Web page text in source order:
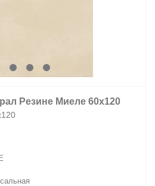
Резине Миеле 60х120